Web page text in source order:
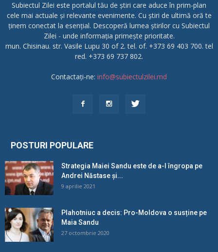
Subiectul Zilei este portalul tău de știri care aduce în prim-plan
cele mai actuale și relevante evenimente. Cu știri de ultimă oră te
ținem conectat la esențial. Descoperă lumea știrilor cu Subiectul
Zilei - unde informația primește prioritate.
mun. Chisinau. str. Vasile Lupu 30 of 2. tel. of. +373 69 403 700. tel
red. +373 69 737 802.
Contactați-ne: info@subiectulzilei.md
POSTURI POPULARE
Strategia Maiei Sandu este de a-l îngropa pe
Andrei Năstase și...
9 aprilie 2021
Plahotniuc a decis: Pro-Moldova o susține pe
Maia Sandu
27 octombrie 2020